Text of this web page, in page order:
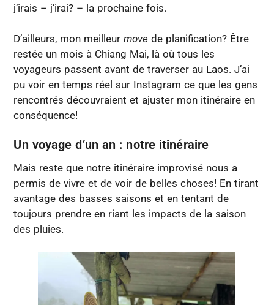
j’irais – j’irai? – la prochaine fois.
D’ailleurs, mon meilleurmove de planification? Être
restée un mois à Chiang Mai, là où tous les
voyageurs passent avant de traverser au Laos. J’ai
pu voir en temps réel sur Instagram ce que les gens
rencontrés découvraient et ajuster mon itinéraire en
conséquence!
Un voyage d’un an : notre itinéraire
Mais reste que notre itinéraire improvisé nous a
permis de vivre et de voir de belles choses! En tirant
avantage des basses saisons et en tentant de
toujours prendre en riant les impacts de la saison
des pluies.